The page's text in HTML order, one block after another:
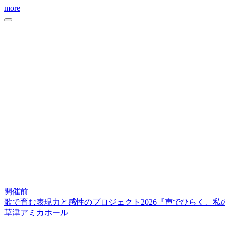
more
開催前
歌で育む表現力と感性のプロジェクト2026『声でひらく、
草津アミカホール